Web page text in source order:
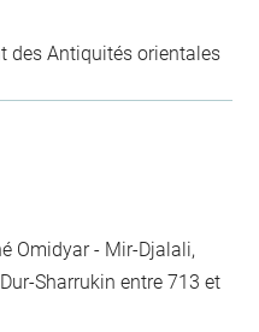
des Antiquités orientales
Omidyar - Mir-Djalali,
Sharrukin entre 713 et